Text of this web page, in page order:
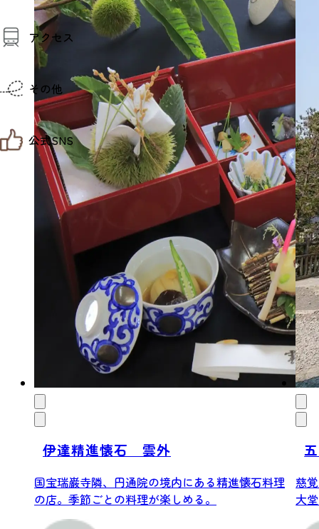
観光案内
お役立ち情報
観光アプリ
仙台観光マップ
アクセス
仙台までの経路検索
市内の交通情報
お得なチケット
その他
お知らせ
お問い合わせ
教育旅行
観光マップ
せんだい旅日和とは
サイト利用規約
プライバシーポリシー
サイトマップ
仙臺写真館フォトギャラリー
公式SNS
せんだい旅日和 X
せんだい旅日和 Instagram
せんだい旅日和 Facebook
仙台旅先体験コレクション Facebook
仙台旅先体験コレクション Instagaram
伊達精進懐石 雲外
国宝瑞巌寺隣、円通院の境内にある精進懐石料理
の店。季節ごとの料理が楽しめる。
慈
大